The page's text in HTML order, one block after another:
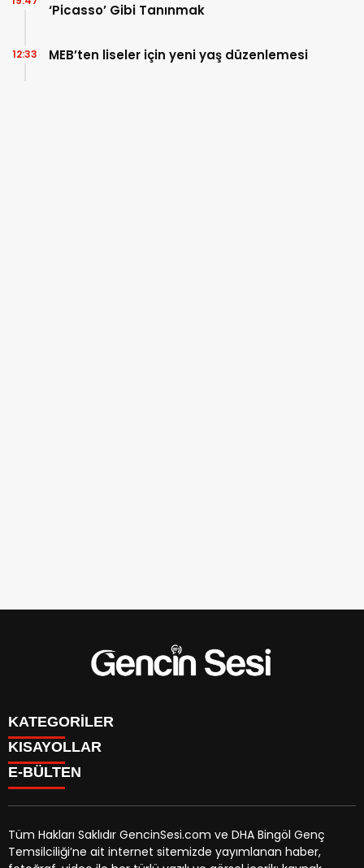
‘Picasso’ Gibi Tanınmak
MEB’ten liseler için yeni yaş düzenlemesi
12:33
KATEGORİLER
GENÇ
BİNGÖL
ÖZEL HABER
EKONOMİ
KISAYOLLAR
BURÇLAR
CANLI TV
HAVA DURUMU
NÖBETÇİ ECZANELER
E-BÜLTEN
gencinsesi.com e-bültenine abone olarak, tarafınıza haber,
Tüm Hakları Saklıdır GencinSesi.com ve DHA Bingöl Genç
Temsilciliği’ne ait internet sitemizde yayımlanan haber,